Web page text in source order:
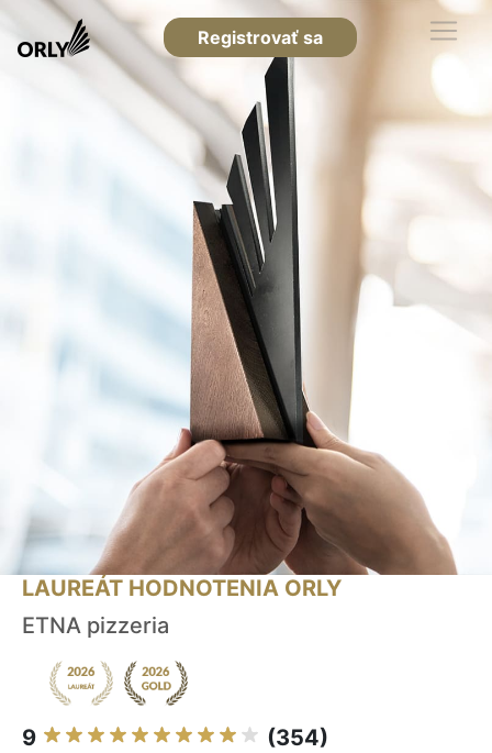
Registrovať sa
LAUREÁT HODNOTENIA ORLY
ETNA pizzeria
9 (354)